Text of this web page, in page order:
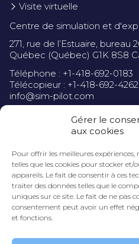
Gérer le
aux cookies
Pour offrir les meilleures
telles que les cookies pour stocker
appareils. Le fait de consentir à ces
traiter des données telles que le
uniques sur ce site. Le fait de ne pas
consentement peut avoir un effet
et fonctions.
Visite virtuelle
Centre de simulation et
271, rue de l’Estuaire, bureau
Québec (Québec) G1K 8S8
Téléphone : +1-418-692-0183
Télécopieur : +1-418-692-4262
info@sim-pilot.com
Politique de confidentialité